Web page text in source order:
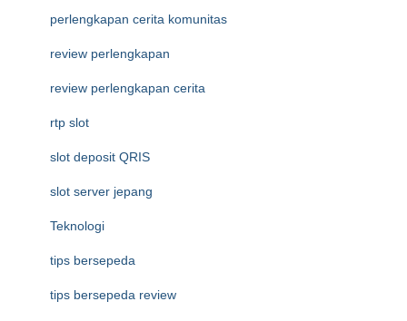
perlengkapan cerita komunitas
review perlengkapan
review perlengkapan cerita
rtp slot
slot deposit QRIS
slot server jepang
Teknologi
tips bersepeda
tips bersepeda review